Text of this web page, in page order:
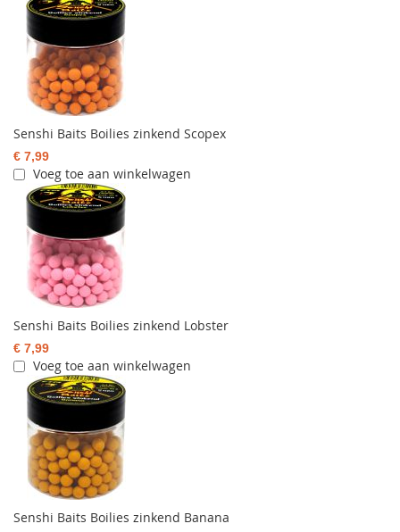
Senshi Baits Boilies zinkend Scopex
€ 7,99
Voeg toe aan winkelwagen
Senshi Baits Boilies zinkend Lobster
€ 7,99
Voeg toe aan winkelwagen
Senshi Baits Boilies zinkend Banana